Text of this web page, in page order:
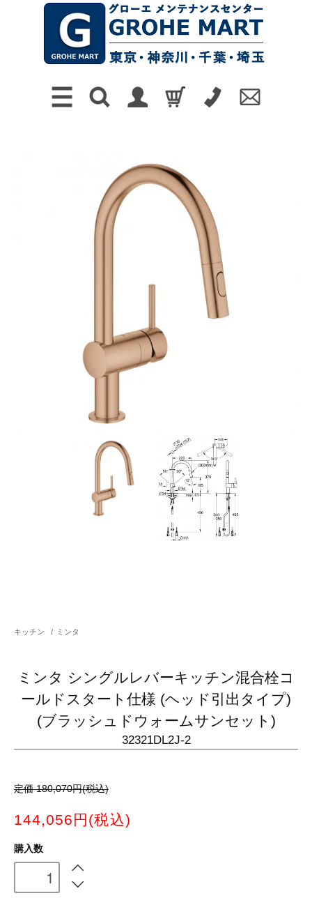
キッチン / ミンタ
ミンタ シングルレバーキッチン混合栓コ
ールドスタート仕様 (ヘッド引出タイプ)
(ブラッシュドウォームサンセット)
32321DL2J-2
定価 180,070円(税込)
144,056円(税込)
購入数